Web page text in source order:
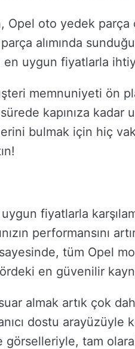
Opel oto yedek
alımında
uygun fiyatlarla
memnuniyeti ön
kapınıza kadar
bulmak için hiç
fiyatlarla
performansını
tüm Opel
en güvenilir
almak artık çok
dostu arayüzüyle
görselleriyle, tam